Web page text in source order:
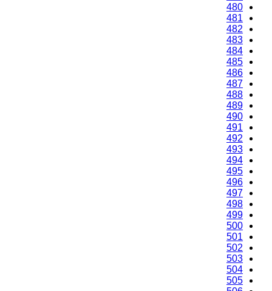
480
481
482
483
484
485
486
487
488
489
490
491
492
493
494
495
496
497
498
499
500
501
502
503
504
505